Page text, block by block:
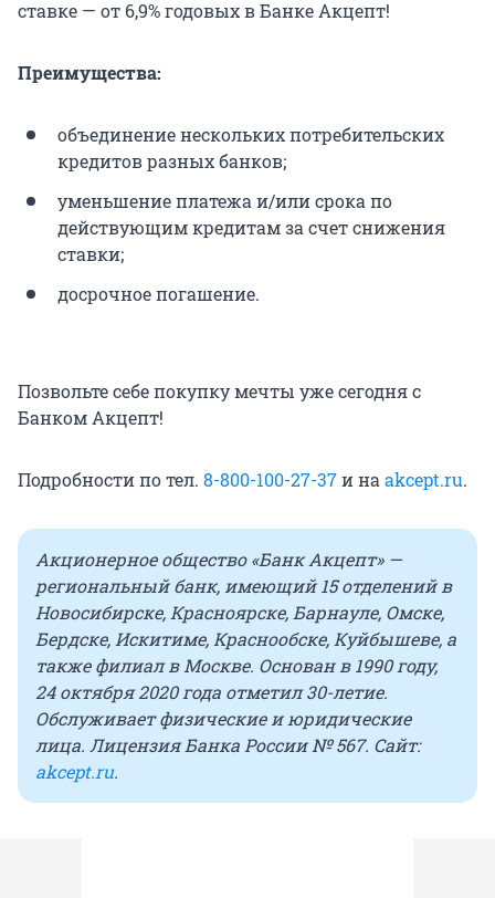
ставке — от 6,9% годовых в Банке Акцепт!
Преимущества:
объединение нескольких потребительских
кредитов разных банков;
уменьшение платежа и/или срока по
действующим кредитам за счет снижения
ставки;
досрочное погашение.
Позвольте себе покупку мечты уже сегодня с
Банком Акцепт!
Подробности по тел. 8-800-100-27-37и наakcept.ru.
Акционерное общество «Банк Акцепт» —
региональный банк, имеющий 15 отделений в
Новосибирске, Красноярске, Барнауле, Омске,
Бердске, Искитиме, Краснообске, Куйбышеве, а
также филиал в Москве. Основан в 1990 году,
24 октября 2020 года отметил 30-летие.
Обслуживает физические и юридические
лица. Лицензия Банка России № 567. Сайт:
akcept.ru.